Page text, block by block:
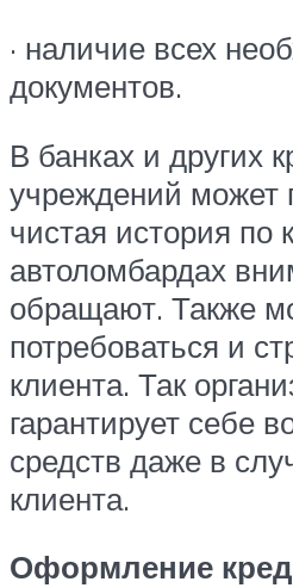
· наличие всех
документов.
В банках и других
учреждений может
чистая история по
автоломбардах
обращают. Также
потребоваться и
клиента. Так
гарантирует себе
средств даже в
клиента.
Оформление